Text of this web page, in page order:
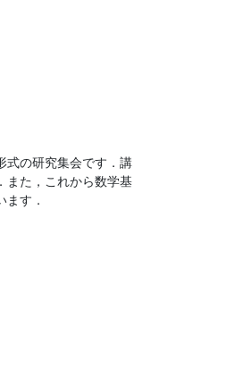
式の研究集会です．講
また，これから数学基
す．